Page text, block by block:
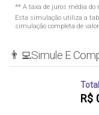
** A taxa de juros média do
Esta simulação utiliza a
simulação completa de
👨‍💻Simule E
R$